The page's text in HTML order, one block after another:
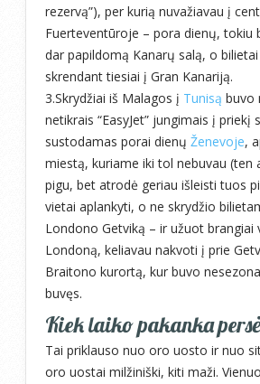
rezervą”), per kurią nuvažiavau į
Fuerteventūroje – pora dienų, tokiu
dar papildomą Kanarų salą, o
skrendant tiesiai į Gran Kanariją.
3.Skrydžiai iš Malagos į Tunisą buvo
netikrais “EasyJet” jungimais į priekį
sustodamas porai dienų Ženevoje,
miestą, kuriame iki tol nebuvau (ten
pigu, bet atrodė geriau išleisti tuos
vietai aplankyti, o ne skrydžio
Londono Getviką – ir užuot brangiai
Londoną, keliavau nakvoti į prie
Braitono kurortą, kur buvo
buvęs.
Kiek laiko pakanka
Tai priklauso nuo oro uosto ir nuo
oro uostai milžiniški, kiti maži.